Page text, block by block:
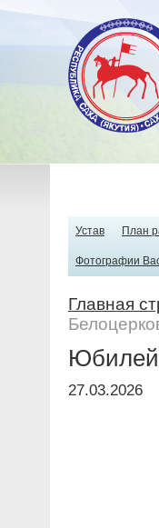
Устав План
Фотографии
Главная
Юбилей
27.03.2026